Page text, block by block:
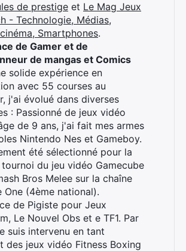
de prestige et Le Mag Jeux
- Technologie, Médias,
Smartphones.
de Gamer et de
de mangas et Comics
solide expérience en
avec 55 courses au
j'ai évolué dans diverses
: Passionné de jeux vidéo
de 9 ans, j'ai fait mes armes
Nintendo Nes et Gameboy.
été sélectionné pour la
du jeu vidéo Gamecube
Bros Melee sur la chaîne
One (4ème national).
de Pigiste pour Jeux
Le Nouvel Obs et e TF1. Par
suis intervenu en tant
des jeux vidéo Fitness Boxing